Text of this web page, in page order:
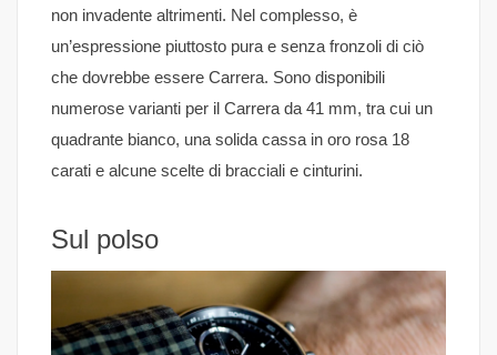
non invadente altrimenti. Nel complesso, è
un’espressione piuttosto pura e senza fronzoli di ciò
che dovrebbe essere Carrera. Sono disponibili
numerose varianti per il Carrera da 41 mm, tra cui un
quadrante bianco, una solida cassa in oro rosa 18
carati e alcune scelte di bracciali e cinturini.
Sul polso